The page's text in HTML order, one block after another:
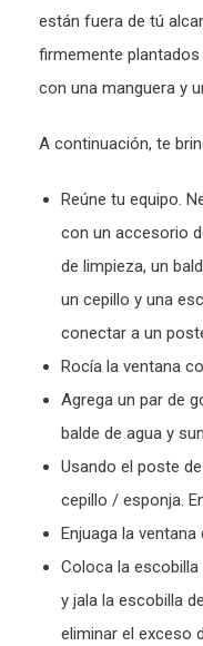
están fuera de tú
firmemente
con una manguera y
A continuación, te
Reúne tu equipo.
con un accesorio
de limpieza, un
un cepillo y una
conectar a un
Rocía la ventana
Agrega un par de
balde de agua y
Usando el poste
cepillo / esponja.
Enjuaga la
Coloca la
y jala la escobilla
eliminar el exceso